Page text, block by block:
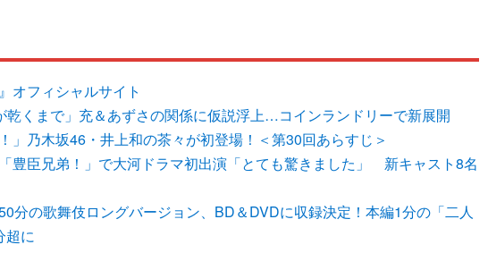
オフィシャルサイト
乾くまで」充＆あずさの関係に仮説浮上…コインランドリーで新展開
」乃木坂46・井上和の茶々が初登場！＜第30回あらすじ＞
豊臣兄弟！」で大河ドラマ初出演「とても驚きました」 新キャスト8名
50分の歌舞伎ロングバージョン、BD＆DVDに収録決定！本編1分の「二人
超に